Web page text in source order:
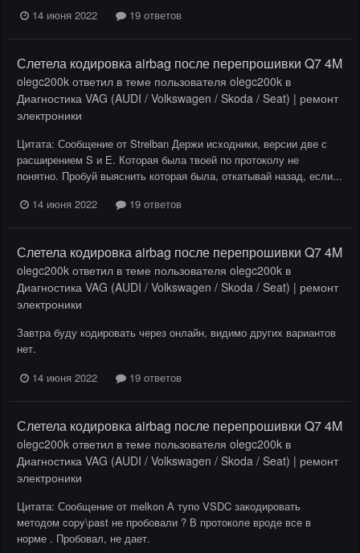
14 июня 2022
19 ответов
Слетела кодировка airbag после перепрошивки Q7 4M
olegc200k ответил в теме пользователя olegc200k в
Диагностика VAG (AUDI / Volkswagen / Skoda / Seat) | ремонт
электроники
Цитата: Сообщение от Strelban Держи исходники, версии две с
расширением S и Е. Которая была твоей по протоколу не
понятно. Пробуй выяснить которая была, откатывай назад, если...
14 июня 2022
19 ответов
Слетела кодировка airbag после перепрошивки Q7 4M
olegc200k ответил в теме пользователя olegc200k в
Диагностика VAG (AUDI / Volkswagen / Skoda / Seat) | ремонт
электроники
Завтра буду кодировать через онлайн, видимо других вариантов
нет.
14 июня 2022
19 ответов
Слетела кодировка airbag после перепрошивки Q7 4M
olegc200k ответил в теме пользователя olegc200k в
Диагностика VAG (AUDI / Volkswagen / Skoda / Seat) | ремонт
электроники
Цитата: Сообщение от melkon А тупо VSDC закодировать
методом copy\past не пробовали ? В протоколе вроде все в
норме . Пробовал, не дает.